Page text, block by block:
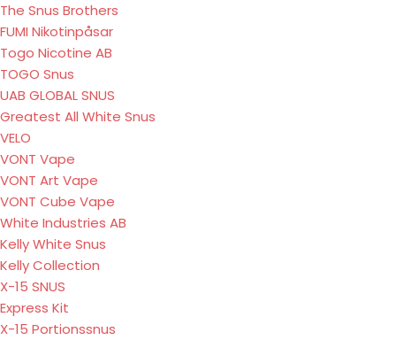
The Snus Brothers
FUMI Nikotinpåsar
Togo Nicotine AB
TOGO Snus
UAB GLOBAL SNUS
Greatest All White Snus
VELO
VONT Vape
VONT Art Vape
VONT Cube Vape
White Industries AB
Kelly White Snus
Kelly Collection
X-15 SNUS
Express Kit
X-15 Portionssnus